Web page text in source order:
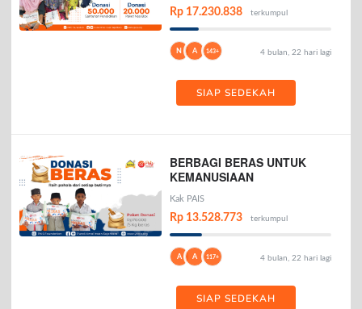
Rp 17.230.838 terkumpul
N A 143+ 4 bulan, 22 hari lagi
SIAP SEDEKAH
BERBAGI BERAS UNTUK
KEMANUSIAAN
Kak PAIS
Rp 13.528.773 terkumpul
A A 117+ 4 bulan, 22 hari lagi
SIAP SEDEKAH